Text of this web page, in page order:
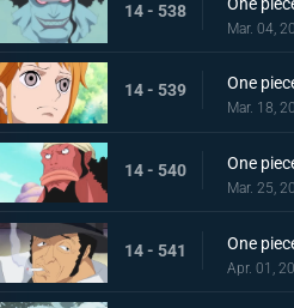
14 - 538
Mar. 04,
14 - 539
Mar. 18,
14 - 540
Mar. 25,
14 - 541
Apr. 01,